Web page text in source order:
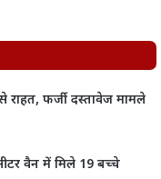
राहत, फर्जी दस्तावेज मामले
वैन में मिले 19 बच्चे